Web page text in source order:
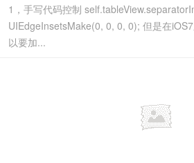
1，手写代码控制
UIEdgeInsetsMake(0, 0, 0, 0); 但是在
以要加...